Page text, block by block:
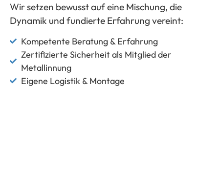
Wir setzen bewusst auf eine Mischung, die
Dynamik und fundierte Erfahrung vereint:
Kompetente Beratung & Erfahrung
Zertifizierte Sicherheit als Mitglied der
Metallinnung
Eigene Logistik & Montage